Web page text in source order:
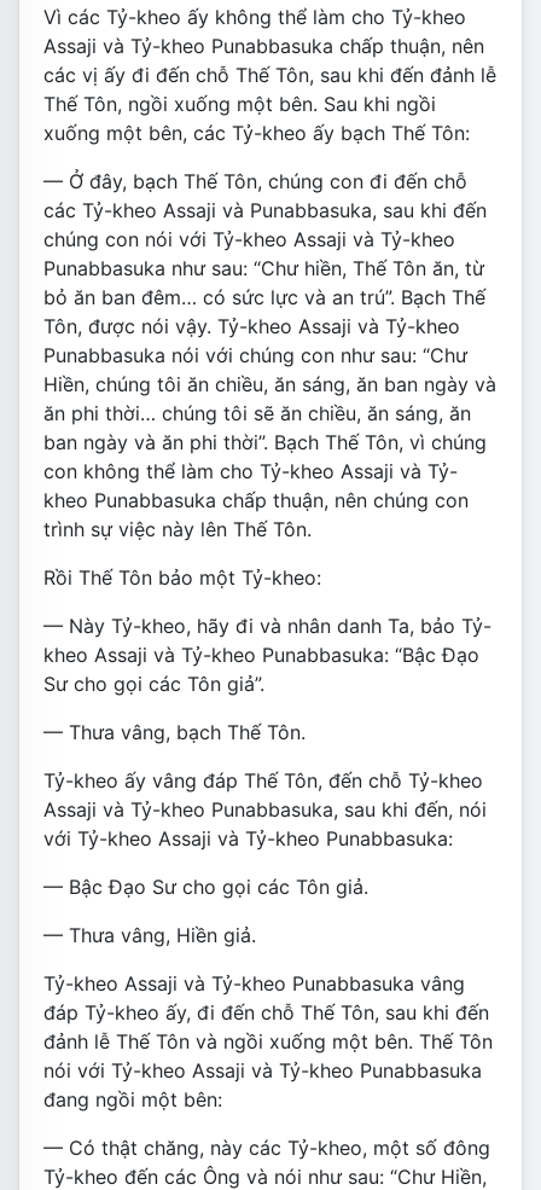
Vì các Tỷ-kheo ấy không thể làm cho Tỷ-kheo
Assaji và Tỷ-kheo Punabbasuka chấp thuận, nên
các vị ấy đi đến chỗ Thế Tôn, sau khi đến đảnh lễ
Thế Tôn, ngồi xuống một bên. Sau khi ngồi
xuống một bên, các Tỷ-kheo ấy bạch Thế Tôn:
— Ở đây, bạch Thế Tôn, chúng con đi đến chỗ
các Tỷ-kheo Assaji và Punabbasuka, sau khi đến
chúng con nói với Tỷ-kheo Assaji và Tỷ-kheo
Punabbasuka như sau: “Chư hiền, Thế Tôn ăn, từ
bỏ ăn ban đêm… có sức lực và an trú”. Bạch Thế
Tôn, được nói vậy. Tỷ-kheo Assaji và Tỷ-kheo
Punabbasuka nói với chúng con như sau: “Chư
Hiền, chúng tôi ăn chiều, ăn sáng, ăn ban ngày và
ăn phi thời… chúng tôi sẽ ăn chiều, ăn sáng, ăn
ban ngày và ăn phi thời”. Bạch Thế Tôn, vì chúng
con không thể làm cho Tỷ-kheo Assaji và Tỷ-
kheo Punabbasuka chấp thuận, nên chúng con
trình sự việc này lên Thế Tôn.
Rồi Thế Tôn bảo một Tỷ-kheo:
— Này Tỷ-kheo, hãy đi và nhân danh Ta, bảo Tỷ-
kheo Assaji và Tỷ-kheo Punabbasuka: “Bậc Ðạo
Sư cho gọi các Tôn giả”.
— Thưa vâng, bạch Thế Tôn.
Tỷ-kheo ấy vâng đáp Thế Tôn, đến chỗ Tỷ-kheo
Assaji và Tỷ-kheo Punabbasuka, sau khi đến, nói
với Tỷ-kheo Assaji và Tỷ-kheo Punabbasuka:
— Bậc Ðạo Sư cho gọi các Tôn giả.
— Thưa vâng, Hiền giả.
Tỷ-kheo Assaji và Tỷ-kheo Punabbasuka vâng
đáp Tỷ-kheo ấy, đi đến chỗ Thế Tôn, sau khi đến
đảnh lễ Thế Tôn và ngồi xuống một bên. Thế Tôn
nói với Tỷ-kheo Assaji và Tỷ-kheo Punabbasuka
đang ngồi một bên:
— Có thật chăng, này các Tỷ-kheo, một số đông
Tỷ-kheo đến các Ông và nói như sau: “Chư Hiền,